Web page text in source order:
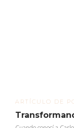
ARTÍCULO DE